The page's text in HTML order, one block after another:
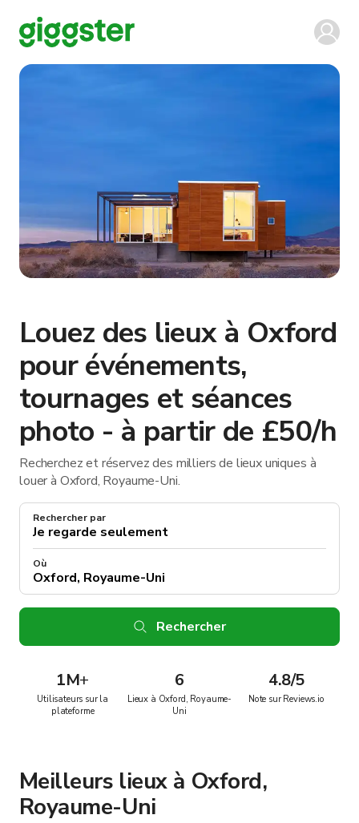
Louez des lieux à Oxford
pour événements,
tournages et séances
photo - à partir de £50/h
Recherchez et réservez des milliers de lieux uniques à
louer à Oxford, Royaume-Uni.
Rechercher par
Où
Rechercher
1M+
Utilisateurs sur la
plateforme
6
Lieux à Oxford, Royaume-
Uni
4.8/5
Note sur Reviews.io
Meilleurs lieux à Oxford,
Royaume-Uni